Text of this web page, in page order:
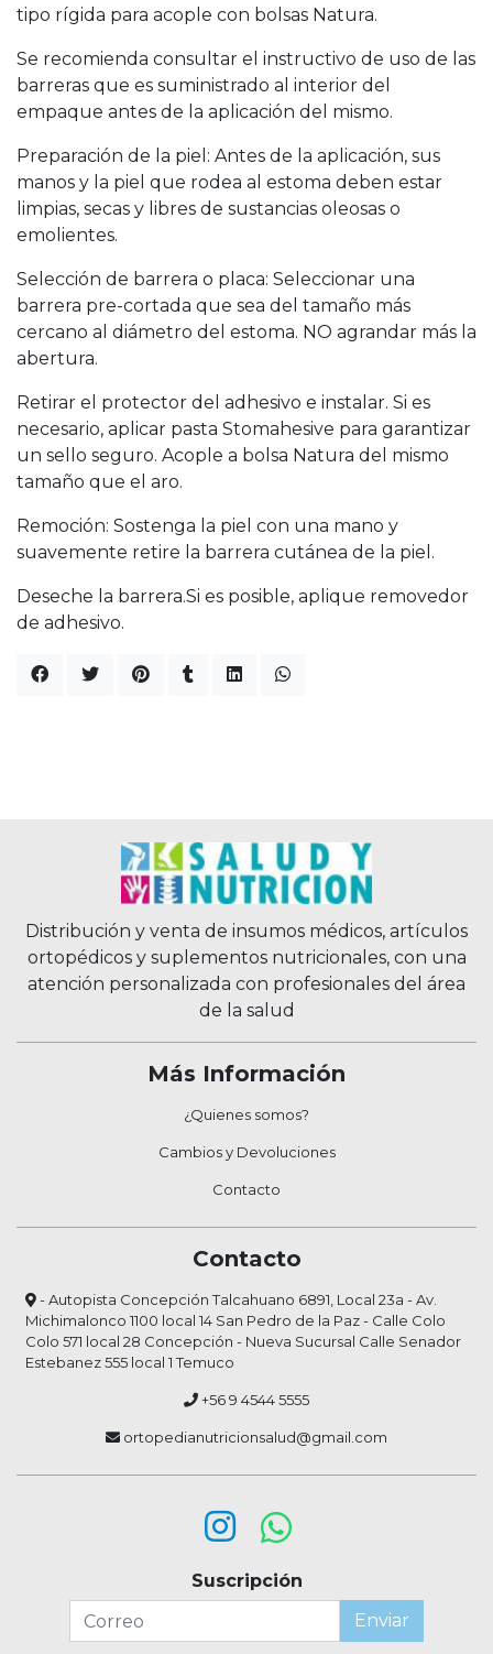
tipo rígida para acople con bolsas Natura.
Se recomienda consultar el instructivo de uso de las
barreras que es suministrado al interior del
empaque antes de la aplicación del mismo.
Preparación de la piel: Antes de la aplicación, sus
manos y la piel que rodea al estoma deben estar
limpias, secas y libres de sustancias oleosas o
emolientes.
Selección de barrera o placa: Seleccionar una
barrera pre-cortada que sea del tamaño más
cercano al diámetro del estoma. NO agrandar más la
abertura.
Retirar el protector del adhesivo e instalar. Si es
necesario, aplicar pasta Stomahesive para garantizar
un sello seguro. Acople a bolsa Natura del mismo
tamaño que el aro.
Remoción: Sostenga la piel con una mano y
suavemente retire la barrera cutánea de la piel.
Deseche la barrera.Si es posible, aplique removedor
de adhesivo.
Distribución y venta de insumos médicos, artículos
ortopédicos y suplementos nutricionales, con una
atención personalizada con profesionales del área
de la salud
Más Información
¿Quienes somos?
Cambios y Devoluciones
Contacto
Contacto
- Autopista Concepción Talcahuano 6891, Local 23a - Av.
Michimalonco 1100 local 14 San Pedro de la Paz - Calle Colo
Colo 571 local 28 Concepción - Nueva Sucursal Calle Senador
Estebanez 555 local 1 Temuco
+56 9 4544 5555
ortopedianutricionsalud@gmail.com
Suscripción
Enviar